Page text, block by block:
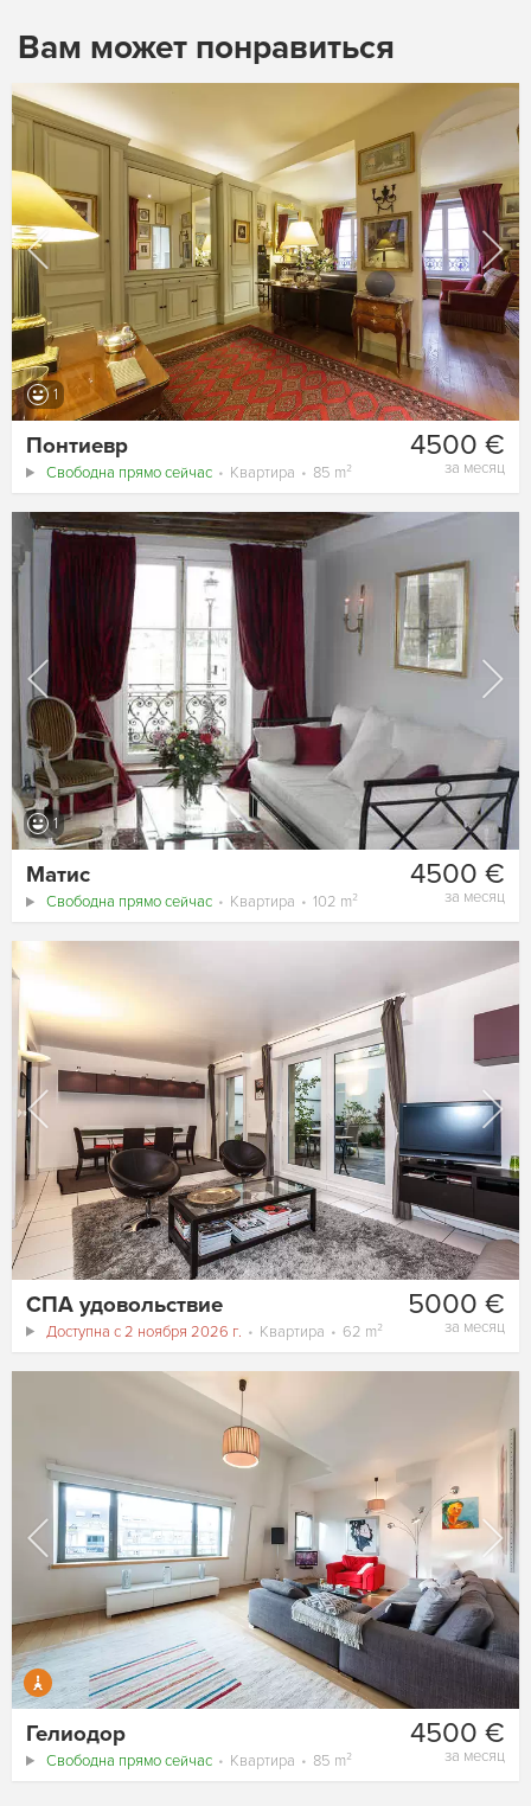
Вам может понравиться
1
4500 €
за месяц
Понтиевр
Свободна прямо сейчас Квартира 85 m²
1
4500 €
за месяц
Матис
Свободна прямо сейчас Квартира 102 m²
5000 €
за месяц
СПА удовольствие
Доступна с 2 ноября 2026 г. Квартира 62 m²
4500 €
за месяц
Гелиодор
Свободна прямо сейчас Квартира 85 m²